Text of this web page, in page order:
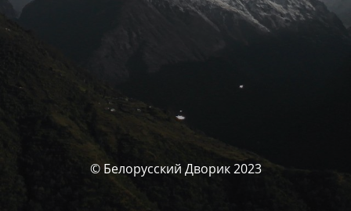
© Белорусский Дворик 2023